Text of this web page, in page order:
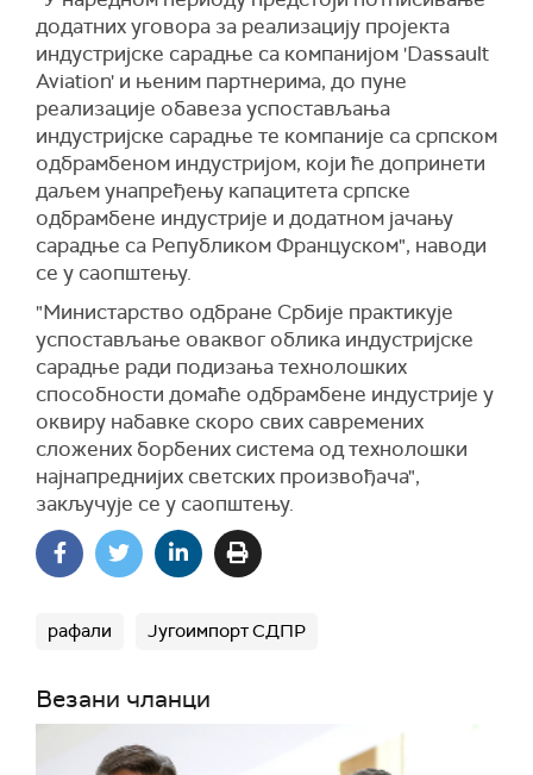
додатних уговора за реализацију пројекта
индустријске сарадње са компанијом 'Dassault
Aviation' и њеним партнерима, до пуне
реализације обавеза успостављања
индустријске сарадње те компаније са српском
одбрамбеном индустријом, који ће допринети
даљем унапређењу капацитета српске
одбрамбене индустрије и додатном јачању
сарадње са Републиком Француском", наводи
се у саопштењу.
"Министарство одбране Србије практикује
успостављање оваквог облика индустријске
сарадње ради подизања технолошких
способности домаће одбрамбене индустрије у
оквиру набавке скоро свих савремених
сложених борбених система од технолошки
најнапреднијих светских произвођача",
закључује се у саопштењу.
рафали Југоимпорт СДПР
Везани чланци